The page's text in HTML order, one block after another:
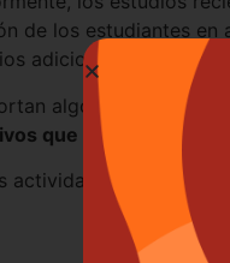
de los estudiantes en
adicionales que sus
algo inigualable:
que vienen de la
actividades